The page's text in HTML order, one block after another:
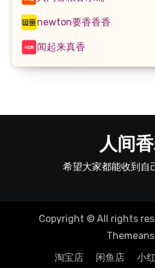
newton要香香香
闻起来真香
人间
希望大家都能收到自
Copyright © All rights
淘宝店
闲鱼店 小